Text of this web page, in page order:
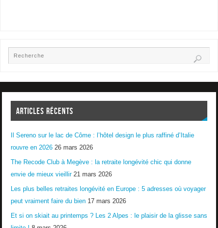
ARTICLES RÉCENTS
Il Sereno sur le lac de Côme : l’hôtel design le plus raffiné d’Italie
rouvre en 2026 26 mars 2026
The Recode Club à Megève : la retraite longévité chic qui donne
envie de mieux vieillir 21 mars 2026
Les plus belles retraites longévité en Europe : 5 adresses où voyager
peut vraiment faire du bien 17 mars 2026
Et si on skiait au printemps ? Les 2 Alpes : le plaisir de la glisse sans